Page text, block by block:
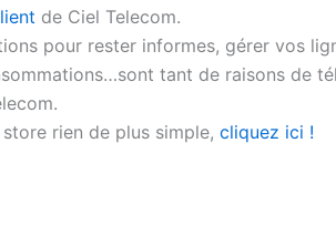
de Ciel Telecom.
pour rester informes, gérer vos
tant de raisons de
rien de plus simple, cliquez ici !